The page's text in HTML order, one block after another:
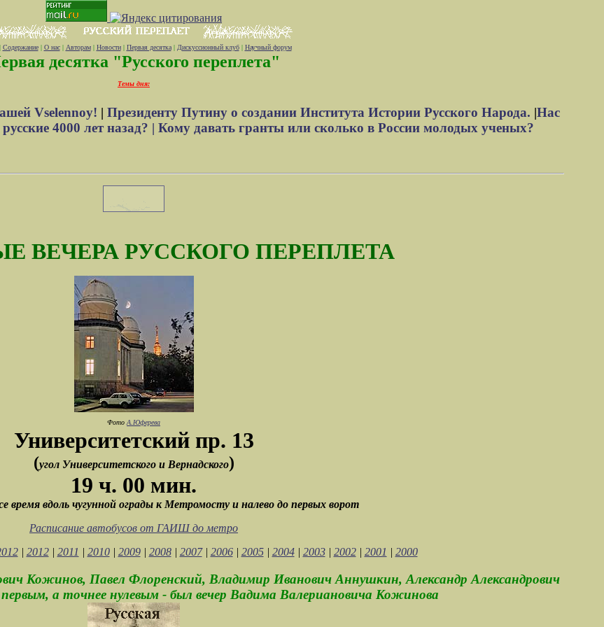
Содержание| О нас| Авторам| Новости| Первая десятка| Дискуссионный клуб| Научный форум
десятка "Русского переплета"
Темы дня:
Vselennoy! | Президенту Путину о создании Института Истории Русского Народа. |Нас
4000 лет назад? | Кому давать гранты или сколько в России молодых ученых?
ВЕЧЕРА РУССКОГО ПЕРЕПЛЕТА
Фото А.Юферева
Университетский пр. 13
(угол Университетского и Вернадского)
19 ч. 00 мин.
время вдоль чугунной ограды к Метромосту и налево до первых ворот
Расписание автобусов от ГАИШ до метро
| 2012| 2011 | 2010| 2009| 2008| 2007| 2006| 2005| 2004| 2003| 2002| 2001 | 2000
Кожинов, Павел Флоренский, Владимир Иванович Аннушкин, Александр Александрович
а точнее нулевым - был вечер Вадима Валериановича Кожинова